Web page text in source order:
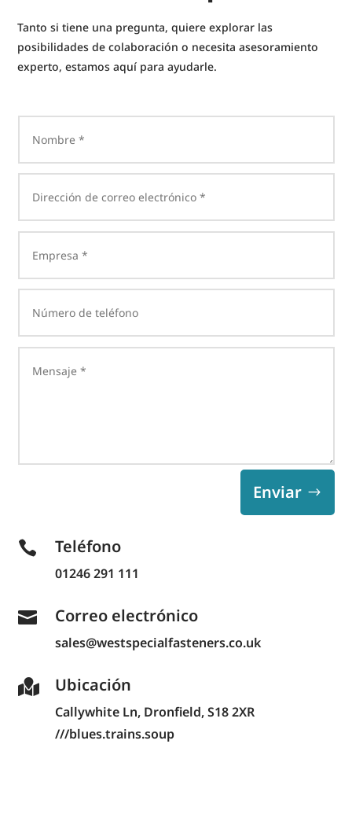
Tanto si tiene una pregunta, quiere explorar las
posibilidades de colaboración o necesita asesoramiento
experto, estamos aquí para ayudarle.
Enviar
 Teléfono
01246 291 111
 Correo electrónico
sales@westspecialfasteners.co.uk
 Ubicación
Callywhite Ln, Dronfield, S18 2XR
///blues.trains.soup